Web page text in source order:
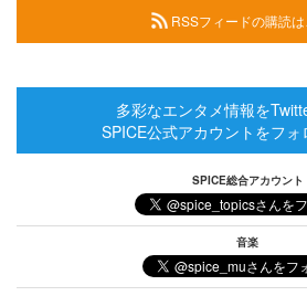
RSSフィードの購読は
多彩なエンタメ情報を
SPICE公式アカウントをフォ
SPICE総合アカウント
音楽